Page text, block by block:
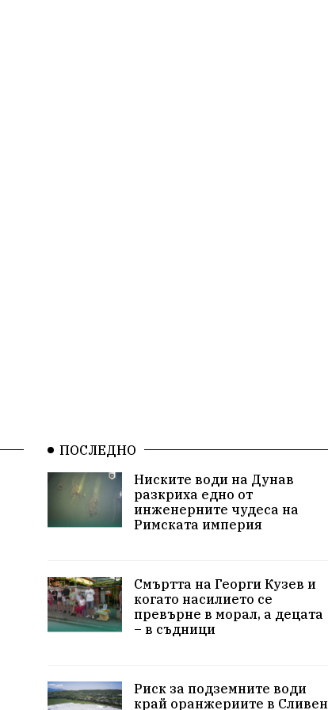
ПОСЛЕДНО
Ниските води на Дунав
разкриха едно от
инженерните чудеса на
Римската империя
Смъртта на Георги Кузев и
когато насилието се
превърне в морал, а децата
– в съдници
Риск за подземните води
край оранжериите в Сливен